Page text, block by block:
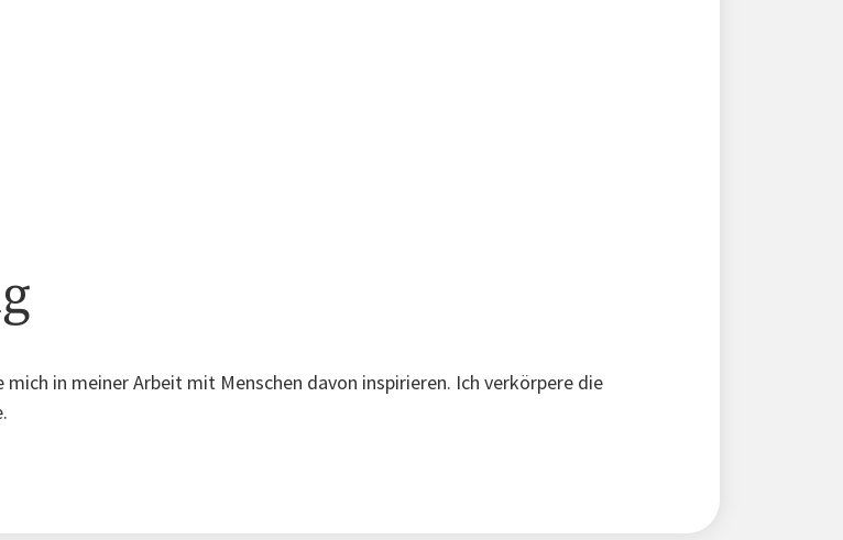
mich in meiner Arbeit mit Menschen davon inspirieren. Ich verkörpere die